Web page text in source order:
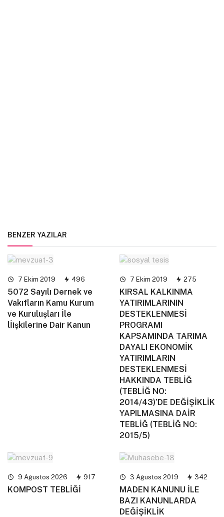
BENZER YAZILAR
7 Ekim 2019 496
5072 Sayılı Dernek ve
Vakıfların Kamu Kurum
ve Kuruluşları İle
lİişkilerine Dair Kanun
7 Ekim 2019 275
KIRSAL KALKINMA
YATIRIMLARININ
DESTEKLENMESİ
PROGRAMI
KAPSAMINDA TARIMA
DAYALI EKONOMİK
YATIRIMLARIN
DESTEKLENMESİ
HAKKINDA TEBLİĞ
(TEBLİĞ NO:
2014/43)’DE DEĞİŞİKLİK
YAPILMASINA DAİR
TEBLİĞ (TEBLİĞ NO:
2015/5)
9 Ağustos 2026 917
KOMPOST TEBLİĞİ
3 Ağustos 2019 342
MADEN KANUNU İLE
BAZI KANUNLARDA
DEĞİŞİKLİK